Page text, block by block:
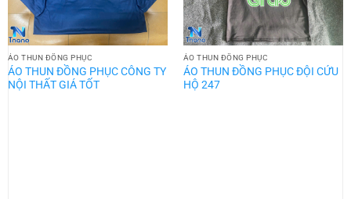
ÁO THUN ĐỒNG PHỤC
ÁO THUN ĐỒNG PHỤC CÔNG TY
NỘI THẤT GIÁ TỐT
ÁO THUN ĐỒNG PHỤC
ÁO THUN ĐỒNG PHỤC ĐỘI CỨU
HỘ 247